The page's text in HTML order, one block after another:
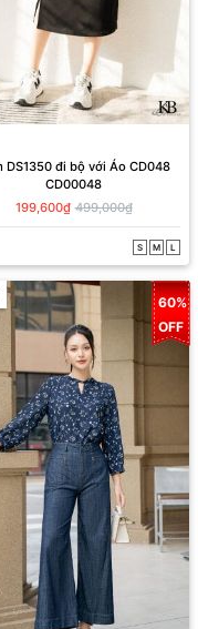
DS1350 đi bộ với Áo CD048
CD00048
199,600₫ 499,000₫
S M L
60%
OFF